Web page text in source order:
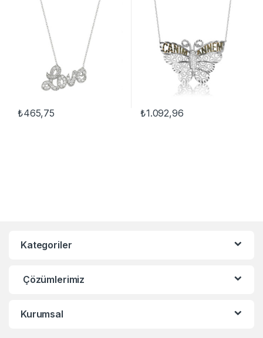
₺465,75 ₺1.092,96
Kategoriler
Çözümlerimiz
Kurumsal